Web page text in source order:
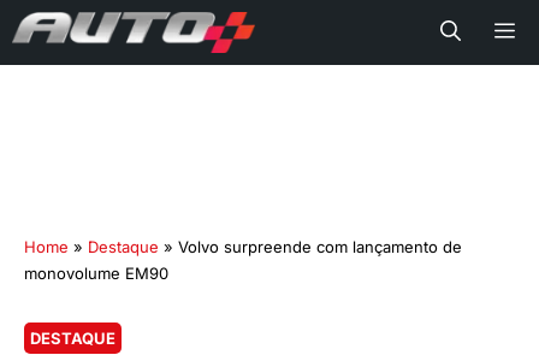
Home » Destaque » Volvo surpreende com lançamento de
monovolume EM90
DESTAQUE